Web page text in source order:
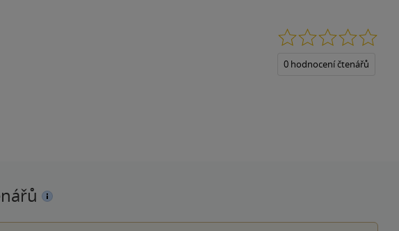
0.0
0 hodnocení čtenářů